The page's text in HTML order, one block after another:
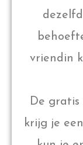
vriendin
De gratis
krijg je